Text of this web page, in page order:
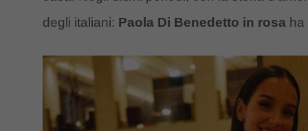
degli italiani: Paola Di Benedetto in rosa